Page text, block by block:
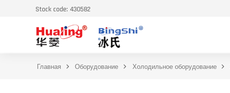
Stock code: 430582
Главная Оборудование Холодильное оборудование